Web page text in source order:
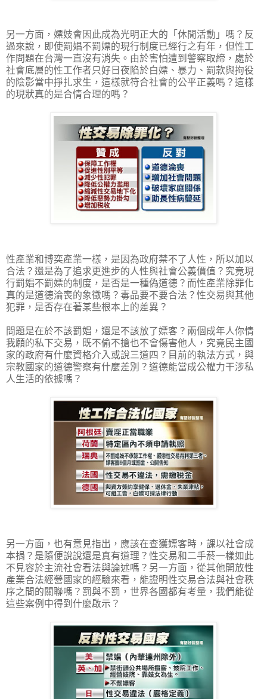
另一方面，嫖妓會因此成為光明正大的「休閒活動」嗎？反
過來說，即使罰娼不罰嫖的現行制度已經行之有年，但性工
作問題在台灣一直沒有消失。由於害怕遭到警察取締，處於
社會底層的性工作者只好日夜陷於白嫖、暴力、罰款與拘役
的陰影當中掙扎求生，這樣就符合社會的公平正義嗎？這樣
的現狀真的是合情合理的嗎？
性產業和博奕產業一樣，是因為政府禁不了人性，所以加以
合法？還是為了追求更進步的人性與社會公義價值？究竟現
行罰娼不罰嫖的制度，是否是一種偽道德？而性產業除罪化
真的是道德淪喪的象徵嗎？毒品要不要合法？性交易與其他
犯罪，是否存在著某些根本上的差異？
問題是在於不該罰娼，還是不該放了嫖客？兩個成年人你情
我願的私下交易，既不偷不搶也不會傷害他人，究竟民主國
家的政府有什麼資格介入或說三道四？目前的執法方式，與
宗教國家的道德警察有什麼差別？道德能當成公權力干涉私
人生活的依據嗎？
另一方面，也有意見指出，應該在查獲嫖客時，課以社會成
本捐？是隨便說說還是真有道理？性交易和二手菸一樣如此
不見容於主流社會看法與論述嗎？另一方面，從其他開放性
產業合法經營國家的經驗來看，能證明性交易合法與社會秩
序之間的關聯嗎？罰與不罰，世界各國都有考量，我們能從
這些案例中得到什麼啟示？